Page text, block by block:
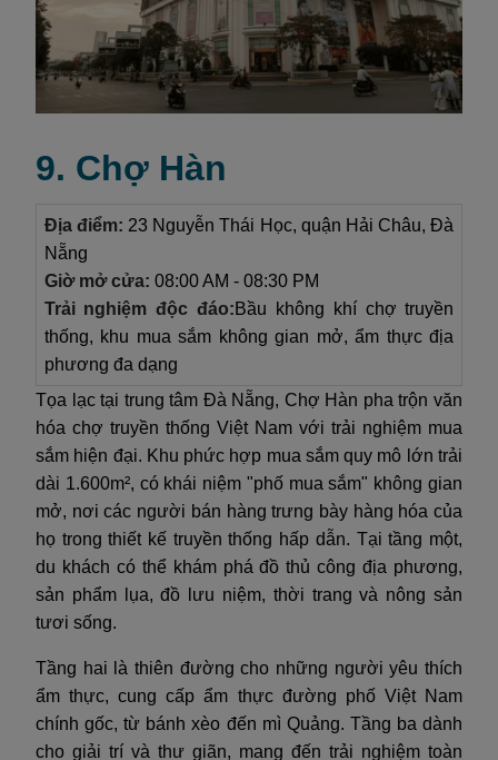
9. Chợ Hàn
Địa điểm: 23 Nguyễn Thái Học, quận Hải Châu, Đà
Nẵng
Giờ mở cửa: 08:00 AM - 08:30 PM
Trải nghiệm độc đáo: Bầu không khí chợ truyền
thống, khu mua sắm không gian mở, ẩm thực địa
phương đa dạng
Tọa lạc tại trung tâm Đà Nẵng, Chợ Hàn pha trộn văn
hóa chợ truyền thống Việt Nam với trải nghiệm mua
sắm hiện đại. Khu phức hợp mua sắm quy mô lớn trải
dài 1.600m², có khái niệm "phố mua sắm" không gian
mở, nơi các người bán hàng trưng bày hàng hóa của
họ trong thiết kế truyền thống hấp dẫn. Tại tầng một,
du khách có thể khám phá đồ thủ công địa phương,
sản phẩm lụa, đồ lưu niệm, thời trang và nông sản
tươi sống.
Tầng hai là thiên đường cho những người yêu thích
ẩm thực, cung cấp ẩm thực đường phố Việt Nam
chính gốc, từ bánh xèo đến mì Quảng. Tầng ba dành
cho giải trí và thư giãn, mang đến trải nghiệm toàn